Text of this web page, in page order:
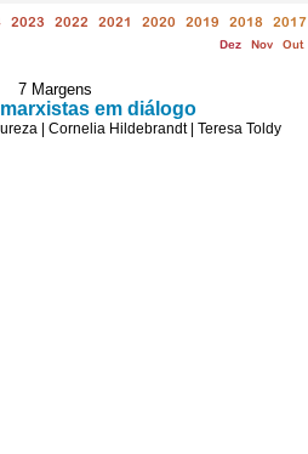
2023 2022 2021 2020 2019 2018 2017
Dez Nov Out
Margens
em diálogo
Cornelia Hildebrandt| Teresa Toldy